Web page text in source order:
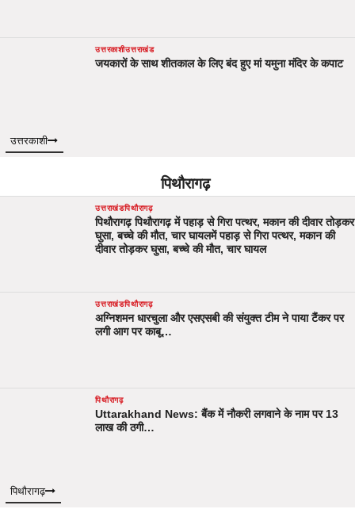
उत्तरकाशीउत्तराखंड
जयकारों के साथ शीतकाल के लिए बंद हुए मां यमुना मंदिर के कपाट
उत्तरकाशी
पिथौरागढ़
उत्तराखंडपिथौरागढ़
पिथौरागढ़ पिथौरागढ़ में पहाड़ से गिरा पत्थर, मकान की दीवार तोड़कर
घुसा, बच्चे की मौत, चार घायलमें पहाड़ से गिरा पत्थर, मकान की
दीवार तोड़कर घुसा, बच्चे की मौत, चार घायल
उत्तराखंडपिथौरागढ़
अग्निशमन धारचुला और एसएसबी की संयुक्त टीम ने पाया टैंकर पर
लगी आग पर काबू…
पिथौरागढ़
Uttarakhand News: बैंक में नौकरी लगवाने के नाम पर 13
लाख की ठगी…
पिथौरागढ़